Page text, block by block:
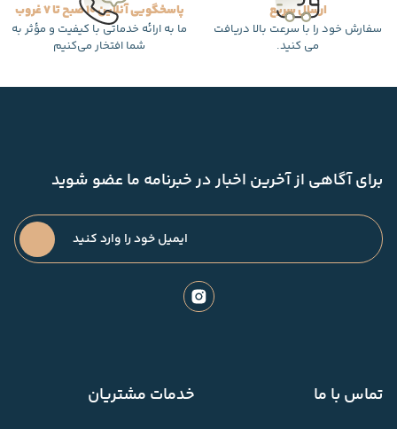
ارسال سریع
سفارش خود را با سرعت بالا دریافت
می کنید.
پاسخگویی آنلاین 10 صبح تا 7 غروب
ما به ارائه خدماتی با کیفیت و مؤثر به
شما افتخار می‌کنیم
برای آگاهی از آخرین اخبار در خبرنامه ما عضو شوید
تماس با ما خدمات مشتریان